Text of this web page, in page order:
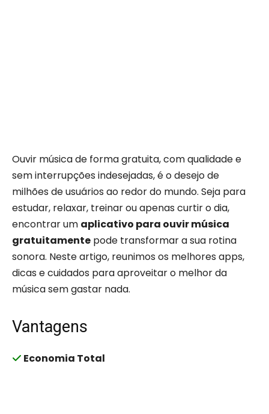
Ouvir música de forma gratuita, com qualidade e
sem interrupções indesejadas, é o desejo de
milhões de usuários ao redor do mundo. Seja para
estudar, relaxar, treinar ou apenas curtir o dia,
encontrar um aplicativo para ouvir música
gratuitamente pode transformar a sua rotina
sonora. Neste artigo, reunimos os melhores apps,
dicas e cuidados para aproveitar o melhor da
música sem gastar nada.
Vantagens
Economia Total